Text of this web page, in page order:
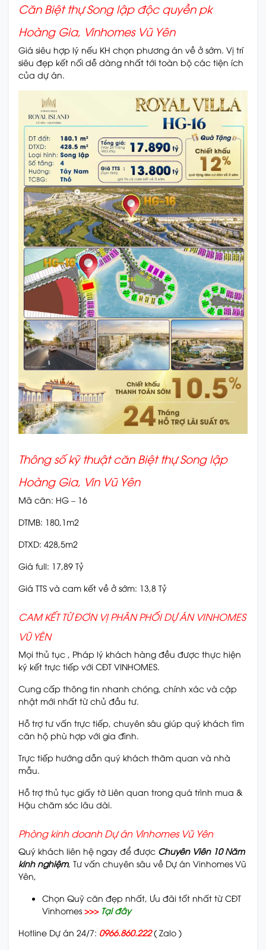
Căn Biệt thự Song lập độc quyền pk
Hoàng Gia, Vinhomes Vũ Yên
Giá siêu hợp lý nếu KH chọn phương án về ở sớm. Vị trí
siêu đẹp kết nối dễ dàng nhất tới toàn bộ các tiện ích
của dự án.
Thông số kỹ thuật căn Biệt thự Song lập
Hoàng Gia, Vin Vũ Yên
Mã căn: HG – 16
DTMB: 180,1m2
DTXD: 428,5m2
Giá full: 17,89 Tỷ
Giá TTS và cam kết về ở sớm: 13,8 Tỷ
CAM KẾT TỪ ĐƠN VỊ PHÂN PHỐI DỰ ÁN VINHOMES
VŨ YÊN
Mọi thủ tục , Pháp lý khách hàng đều được thực hiện
ký kết trực tiếp với CĐT VINHOMES.
Cung cấp thông tin nhanh chóng, chính xác và cập
nhật mới nhất từ chủ đầu tư.
Hỗ trợ tư vấn trực tiếp, chuyên sâu giúp quý khách tìm
căn hộ phù hợp với gia đình.
Trực tiếp hướng dẫn quý khách thăm quan và nhà
mẫu.
Hỗ trợ thủ tục giấy tờ Liên quan trong quá trình mua &
Hậu chăm sóc lâu dài.
Phòng kinh doanh Dự án Vinhomes Vũ Yên
Quý khách liên hệ ngay để được Chuyên Viên 10 Năm
kinh nghiệm, Tư vấn chuyên sâu về Dự án Vinhomes Vũ
Yên,
Chọn Quỹ căn đẹp nhất, Ưu đãi tốt nhất từ CĐT
Vinhomes >>> Tại đây
Hotline Dự án 24/7: 0966.860.222( Zalo )